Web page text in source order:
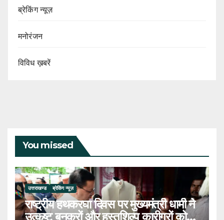
ब्रेकिंग न्यूज़
मनोरंजन
विविध ख़बरें
You missed
उत्तराखण्ड ब्रेकिंग न्यूज़
राष्ट्रीय हथकरघा दिवस पर मुख्यमंत्री धामी ने
उत्कृष्ट बुनकरों और हस्तशिल्प कारीगरों को